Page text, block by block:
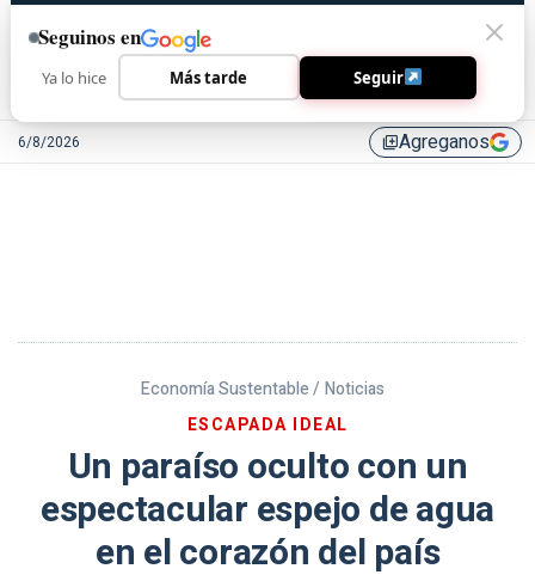
6/8/2026 library_addAgreganos
Economía Sustentable / Noticias
ESCAPADA IDEAL
Un paraíso oculto con un
espectacular espejo de agua
en el corazón del país
Seguinos en
Ya lo hice Más tarde Seguir